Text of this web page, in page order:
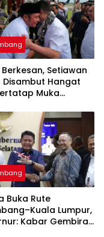
Berkesan, Setiawan
Disambut Hangat
Muka
Buka Rute
Lumpur,
Kabar Gembira